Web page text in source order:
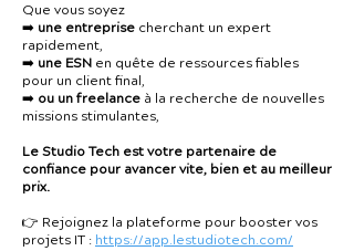
Que vous soyez
➡️ une entreprise cherchant un expert
rapidement,
➡️ une ESN en quête de ressources fiables
pour un client final,
➡️ ou un freelance à la recherche de nouvelles
missions stimulantes,
Le Studio Tech est votre partenaire de
confiance pour avancer vite, bien et au meilleur
prix.
👉 Rejoignez la plateforme pour booster vos
projets IT : https://app.lestudiotech.com/